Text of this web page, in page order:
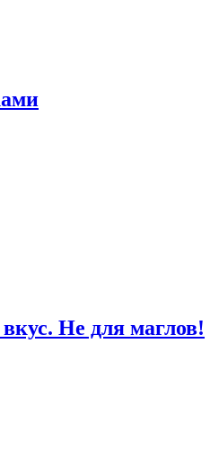
Не для маглов!